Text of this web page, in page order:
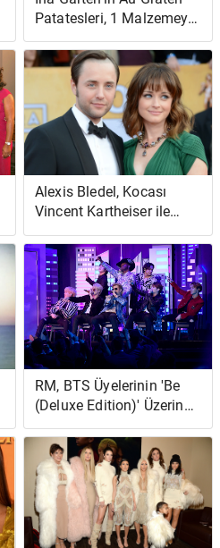
Patatesleri, 1 Malzemeyle
Çok Yalınayak Contessa
Taraklı Patateslerde
Peynirli Bir Bükülmedir
Alexis Bledel, Kocası
Vincent Kartheiser ile
Nasıl Tanıştı?
RM, BTS Üyelerinin 'Be
(Deluxe Edition)' Üzerinde
Çalışmaya Başladığını
Açıkladı